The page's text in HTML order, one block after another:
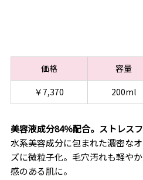
価格 容量
￥7,370
200ml
美容液成分84％配合。ストレス
水系美容成分に包まれた濃密な
ズに微粒子化。毛穴汚れも軽や
感のある肌に。